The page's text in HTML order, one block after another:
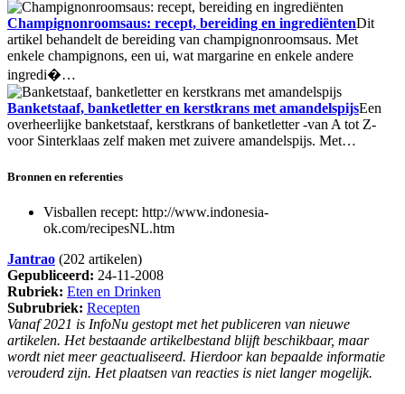
Champignonroomsaus: recept, bereiding en ingrediëntenDit
artikel behandelt de bereiding van champignonroomsaus. Met
enkele champignons, een ui, wat margarine en enkele andere
ingredi�…
Banketstaaf, banketletter en kerstkrans met amandelspijsEen
overheerlijke banketstaaf, kerstkrans of banketletter -van A tot Z-
voor Sinterklaas zelf maken met zuivere amandelspijs. Met…
Bronnen en referenties
Visballen recept: http://www.indonesia-
ok.com/recipesNL.htm
Jantrao (202 artikelen)
Gepubliceerd: 24-11-2008
Rubriek: Eten en Drinken
Subrubriek: Recepten
Vanaf 2021 is InfoNu gestopt met het publiceren van nieuwe
artikelen. Het bestaande artikelbestand blijft beschikbaar, maar
wordt niet meer geactualiseerd. Hierdoor kan bepaalde informatie
verouderd zijn. Het plaatsen van reacties is niet langer mogelijk.